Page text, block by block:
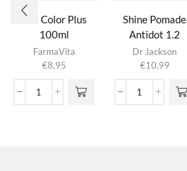
Life Color Plus
100ml
FarmaVita
€8,95
Life
heeft
meerdere
Deze optie
Shine Pomade
Antidot 1.2
Dr Jackson
€10,99
Shine